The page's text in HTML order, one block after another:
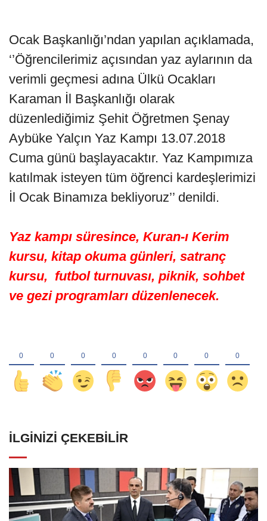
Ocak Başkanlığı’ndan yapılan açıklamada,
‘’Öğrencilerimiz açısından yaz aylarının da
verimli geçmesi adına Ülkü Ocakları
Karaman İl Başkanlığı olarak
düzenlediğimiz Şehit Öğretmen Şenay
Aybüke Yalçın Yaz Kampı 13.07.2018
Cuma günü başlayacaktır. Yaz Kampımıza
katılmak isteyen tüm öğrenci kardeşlerimizi
İl Ocak Binamıza bekliyoruz’’ denildi.
Yaz kampı süresince, Kuran-ı Kerim
kursu, kitap okuma günleri, satranç
kursu, futbol turnuvası, piknik, sohbet
ve gezi programları düzenlenecek.
İLGINIZI ÇEKEBILIR